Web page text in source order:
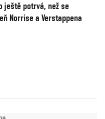
ještě potrvá, než se
Norrise a Verstappena